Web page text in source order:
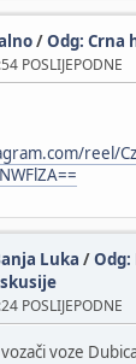
/Odg: Crna
POSLIJEPODNE
reel/
Luka /Odg:
POSLIJEPODNE
voze